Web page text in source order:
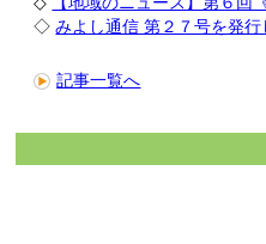
◇みよし通信 第２７号を発行
記事一覧へ